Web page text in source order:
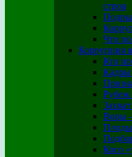
строя
Что
Коррупция
Кто
Кадры
Воры
Плоды
Кого